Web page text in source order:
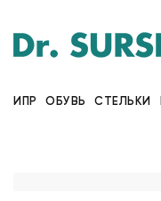
ИПР ОБУВЬ СТЕЛЬКИ